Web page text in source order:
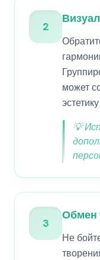
2
может
💡
3
Обмен
Не